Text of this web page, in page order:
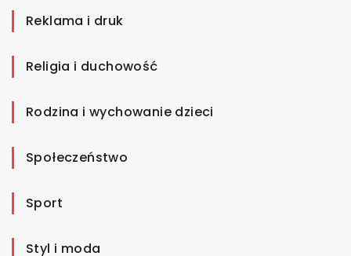
Reklama i druk
Religia i duchowość
Rodzina i wychowanie dzieci
Społeczeństwo
Sport
Styl i moda